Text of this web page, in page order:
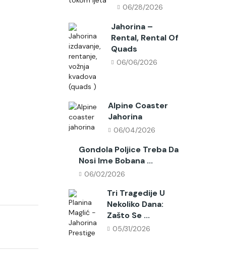
06/28/2026
Jahorina –
Rental, Rental Of
Quads
06/06/2026
Alpine Coaster
Jahorina
06/04/2026
Gondola Poljice Treba Da
Nosi Ime Bobana ...
06/02/2026
Tri Tragedije U
Nekoliko Dana:
Zašto Se ...
05/31/2026